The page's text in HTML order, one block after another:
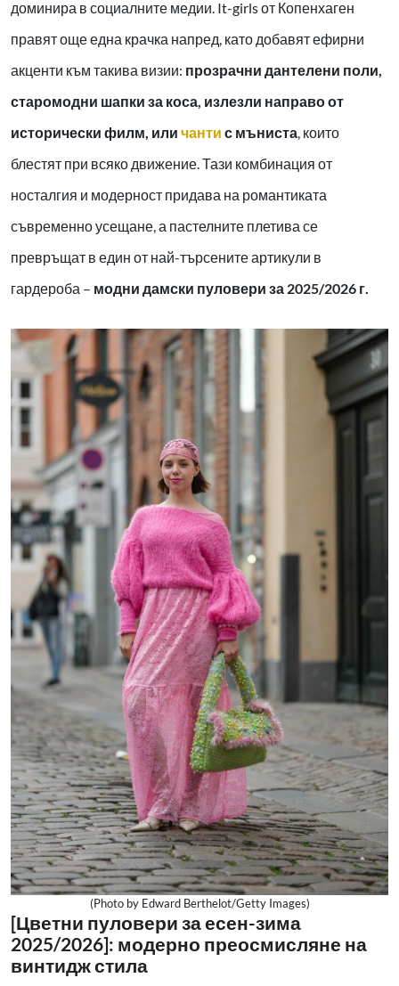
доминира в социалните медии. It-girls от Копенхаген
правят още една крачка напред, като добавят ефирни
акценти към такива визии: прозрачни дантелени поли,
старомодни шапки за коса, излезли направо от
исторически филм, или чанти с мъниста, които
блестят при всяко движение. Тази комбинация от
носталгия и модерност придава на романтиката
съвременно усещане, а пастелните плетива се
превръщат в един от най-търсените артикули в
гардероба – модни дамски пуловери за 2025/2026 г.
(Photo by Edward Berthelot/Getty Images)
[Цветни пуловери за есен-зима
2025/2026]: модерно преосмисляне на
винтидж стила